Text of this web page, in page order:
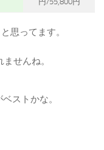
思ってます。
せんね。
ストかな。